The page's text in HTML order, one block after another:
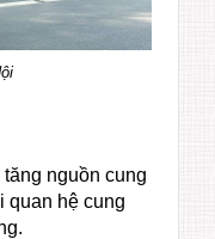
nguồn cung
quan hệ cung